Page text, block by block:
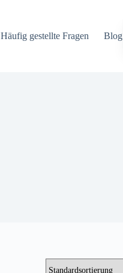
Häufig gestellte Fragen Blog